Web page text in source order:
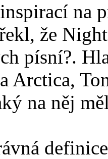
na
že
písní?.
Arctica,
na něj